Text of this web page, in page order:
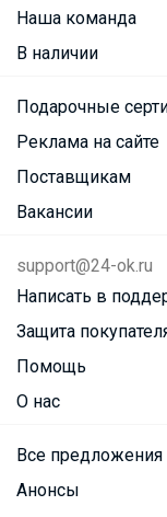
Наша команда
В наличии
Подарочные
Реклама на сайте
Поставщикам
Вакансии
support@24-ok.ru
Написать в
Защита
Помощь
О нас
Все предложения
Анонсы